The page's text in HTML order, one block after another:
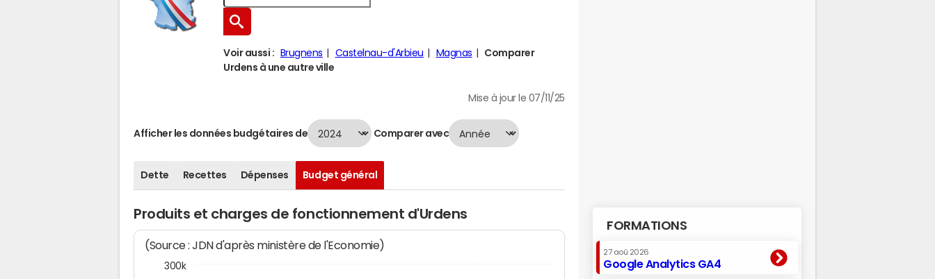
Voir aussi : Brugnens Castelnau-d'Arbieu Magnas
Comparer
Urdens à une autre ville
Mise à jour le 07/11/25
Afficher les données budgétaires de Comparer avec
Dette Recettes Dépenses Budget général
Produits et charges de fonctionnement d'Urdens
(Source : JDN d'après ministère de l'Economie)
300k
FORMATIONS
27 aoû 2026
Google Analytics GA4